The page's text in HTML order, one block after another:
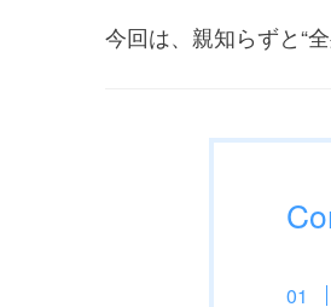
今回は、親知らずと“